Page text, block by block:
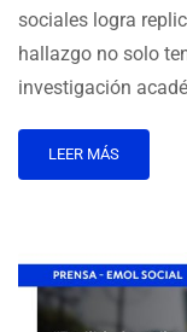
sociales logra
hallazgo no solo
investigación
LEER MÁS